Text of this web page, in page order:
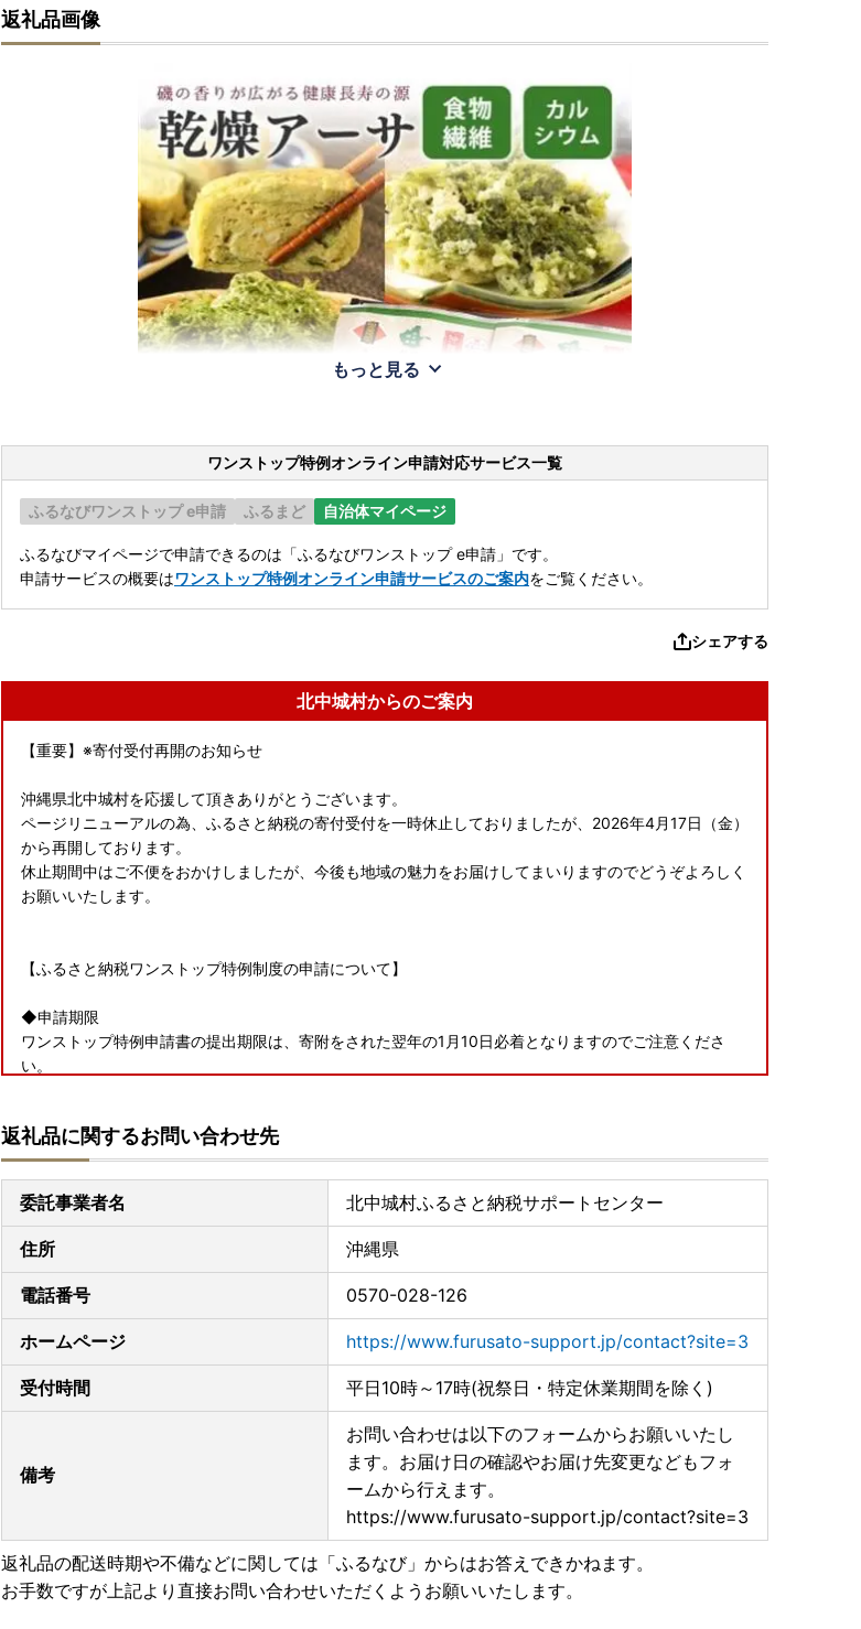
返礼品画像
もっと見る
ワンストップ特例オンライン申請対応サービス一覧
ふるなびワンストップ e申請 ふるまど 自治体マイページ
ふるなびマイページで申請できるのは「ふるなびワンストップ e申請」です。
申請サービスの概要はワンストップ特例オンライン申請サービスのご案内をご覧ください。
シェアする
北中城村からのご案内
【重要】※寄付受付再開のお知らせ
沖縄県北中城村を応援して頂きありがとうございます。
ページリニューアルの為、ふるさと納税の寄付受付を一時休止しておりましたが、2026年4月17日（金）
から再開しております。
休止期間中はご不便をおかけしましたが、今後も地域の魅力をお届けしてまいりますのでどうぞよろしく
お願いいたします。
【ふるさと納税ワンストップ特例制度の申請について】
◆申請期限
ワンストップ特例申請書の提出期限は、寄附をされた翌年の1月10日必着となりますのでご注意くださ
い。
【ワンストップ特例申請書ダウンロードURL】
https://www.soumu.go.jp/main_content/000397109.pdf
上記URLに、添付書類についてご紹介しておりますのでご確認ください。
(外部サイトへ遷移します。個人情報の保護は遷移先サイトの方針に従います。)
◆送付先
〒901-2311
沖縄県中頭郡北中城村字喜舎場 ４２６−２
企画振興課 地域振興係 宛
返礼品に関するお問い合わせ先
委託事業者名 北中城村ふるさと納税サポートセンター
住所 沖縄県
電話番号 0570-028-126
ホームページ https://www.furusato-support.jp/contact?site=3
受付時間 平日10時～17時(祝祭日・特定休業期間を除く)
備考
お問い合わせは以下のフォームからお願いいたし
ます。お届け日の確認やお届け先変更などもフォ
ームから行えます。
https://www.furusato-support.jp/contact?site=3
返礼品の配送時期や不備などに関しては「ふるなび」からはお答えできかねます。
お手数ですが上記より直接お問い合わせいただくようお願いいたします。